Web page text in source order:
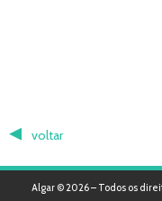
voltar
Algar © 2026 – Todos os